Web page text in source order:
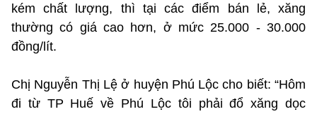
kém chất lượng, thì tại các điểm bán lẻ, xăng
thường có giá cao hơn, ở mức 25.000 - 30.000
đồng/lít.
Chị Nguyễn Thị Lệ ở huyện Phú Lộc cho biết: “Hôm
đi từ TP Huế về Phú Lộc tôi phải đổ xăng dọc